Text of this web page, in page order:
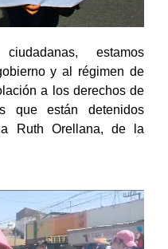
estamos
y al régimen de
a los derechos de
que están detenidos
Ruth Orellana, de la